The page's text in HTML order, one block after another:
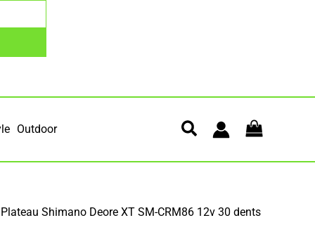
Outdoor
Shimano Deore XT SM-CRM86 12v 30 dents